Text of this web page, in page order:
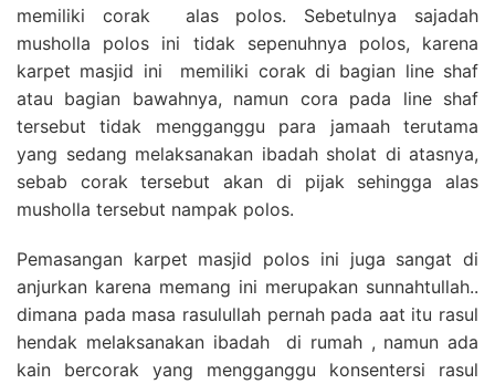
memiliki corak alas polos. Sebetulnya sajadah
musholla polos ini tidak sepenuhnya polos, karena
karpet masjid ini memiliki corak di bagian line shaf
atau bagian bawahnya, namun cora pada line shaf
tersebut tidak mengganggu para jamaah terutama
yang sedang melaksanakan ibadah sholat di atasnya,
sebab corak tersebut akan di pijak sehingga alas
musholla tersebut nampak polos.
Pemasangan karpet masjid polos ini juga sangat di
anjurkan karena memang ini merupakan sunnahtullah..
dimana pada masa rasulullah pernah pada aat itu rasul
hendak melaksanakan ibadah di rumah , namun ada
kain bercorak yang mengganggu konsentersi rasul